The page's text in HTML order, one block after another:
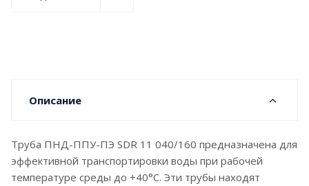
Описание
Труба ПНД-ППУ-ПЭ SDR 11 040/160 предназначена для
эффективной транспортировки воды при рабочей
температуре среды до +40°С. Эти трубы находят